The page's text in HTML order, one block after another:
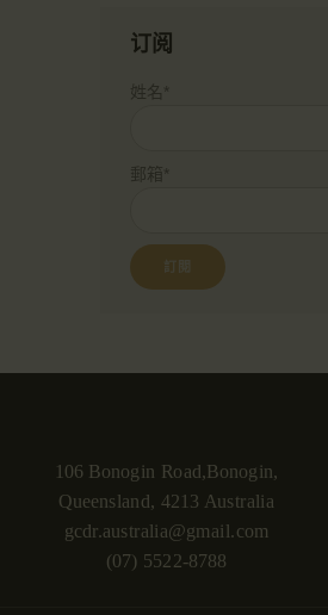
订阅
姓名*
郵箱*
106 Bonogin Road,Bonogin,
Queensland, 4213 Australia
gcdr.australia@gmail.com
(07) 5522-8788